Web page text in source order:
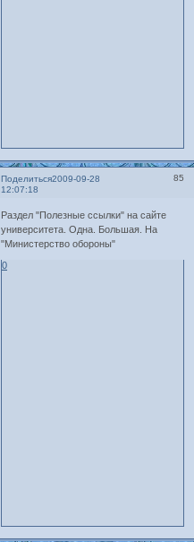
Поделиться 85
2009-09-28
12:07:18
Раздел "Полезные ссылки" на сайте
университета. Одна. Большая. На
"Министерство обороны"
0